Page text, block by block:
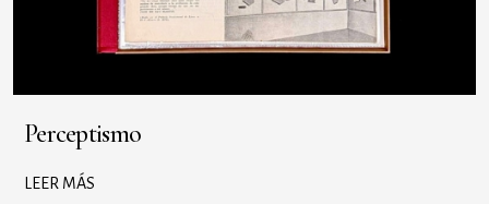
Perceptismo
LEER MÁS